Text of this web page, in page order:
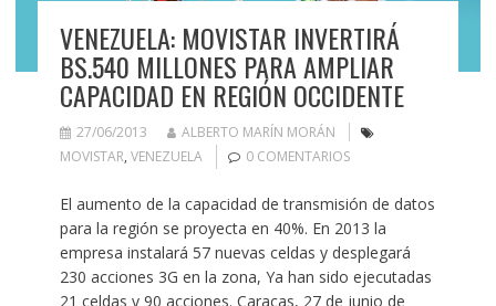
VENEZUELA: MOVISTAR INVERTIRÁ
BS.540 MILLONES PARA AMPLIAR
CAPACIDAD EN REGIÓN OCCIDENTE
27/06/2013
ALBERTO MARÍN MORÁN
MOVISTAR, VENEZUELA 0 COMENTARIOS
El aumento de la capacidad de transmisión de datos
para la región se proyecta en 40%. En 2013 la
empresa instalará 57 nuevas celdas y desplegará
230 acciones 3G en la zona, Ya han sido ejecutadas
21 celdas y 90 acciones. Caracas, 27 de junio de